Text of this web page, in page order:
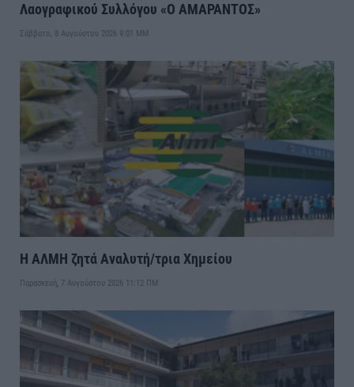
Λαογραφικού Συλλόγου «Ο ΑΜΑΡΑΝΤΟΣ»
Σάββατο, 8 Αυγούστου 2026 9:01 ΜΜ
Η ΑΛΜΗ ζητά Αναλυτή/τρια Χημείου
Παρασκευή, 7 Αυγούστου 2026 11:12 ΠΜ